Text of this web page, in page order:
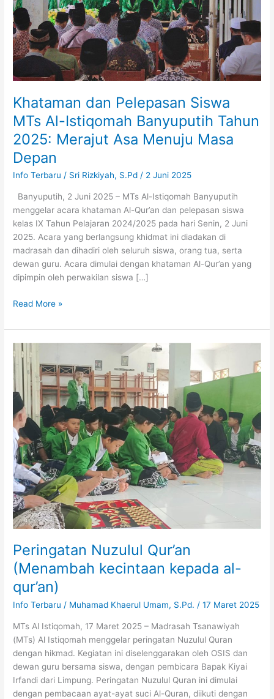
Khataman dan Pelepasan Siswa
MTs Al-Istiqomah Banyuputih Tahun
2025: Merajut Asa Menuju Masa
Depan
Info Terbaru / Sri Rizkiyah, S.Pd/ 2 Juni 2025
Banyuputih, 2 Juni 2025 – MTs Al-Istiqomah Banyuputih
menggelar acara khataman Al-Qur’an dan pelepasan siswa
kelas IX Tahun Pelajaran 2024/2025 pada hari Senin, 2 Juni
2025. Acara yang berlangsung khidmat ini diadakan di
madrasah dan dihadiri oleh seluruh siswa, orang tua, serta
dewan guru. Acara dimulai dengan khataman Al-Qur’an yang
dipimpin oleh perwakilan siswa […]
Tahun
2025:
Merajut
Asa
Menuju
Masa
Read More »
Peringatan Nuzulul Qur’an
(Menambah kecintaan kepada al-
qur’an)
Info Terbaru / Muhamad Khaerul Umam, S.Pd. /17 Maret 2025
MTs Al Istiqomah, 17 Maret 2025 – Madrasah Tsanawiyah
(MTs) Al Istiqomah menggelar peringatan Nuzulul Quran
dengan hikmad. Kegiatan ini diselenggarakan oleh OSIS dan
dewan guru bersama siswa, dengan pembicara Bapak Kiyai
Irfandi dari Limpung. Peringatan Nuzulul Quran ini dimulai
dengan pembacaan ayat-ayat suci Al-Quran, diikuti dengan
Peringatan
Nuzulul
Qur’an
(Menambah
kecintaan
kepada
al-
qur’an)